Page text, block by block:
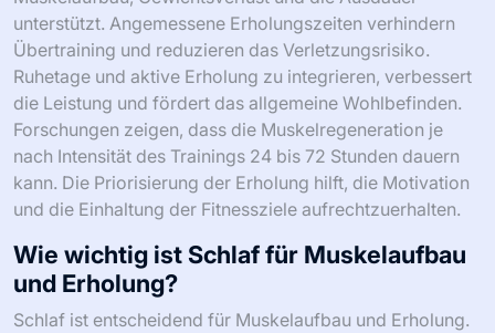
unterstützt. Angemessene Erholungszeiten verhindern
Übertraining und reduzieren das Verletzungsrisiko.
Ruhetage und aktive Erholung zu integrieren, verbessert
die Leistung und fördert das allgemeine Wohlbefinden.
Forschungen zeigen, dass die Muskelregeneration je
nach Intensität des Trainings 24 bis 72 Stunden dauern
kann. Die Priorisierung der Erholung hilft, die Motivation
und die Einhaltung der Fitnessziele aufrechtzuerhalten.
Wie wichtig ist Schlaf für Muskelaufbau
und Erholung?
Schlaf ist entscheidend für Muskelaufbau und Erholung.